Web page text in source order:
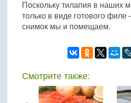
Поскольку тилапия в наших
только в виде готового филе
снимок мы и помещаем.
Смотрите также: